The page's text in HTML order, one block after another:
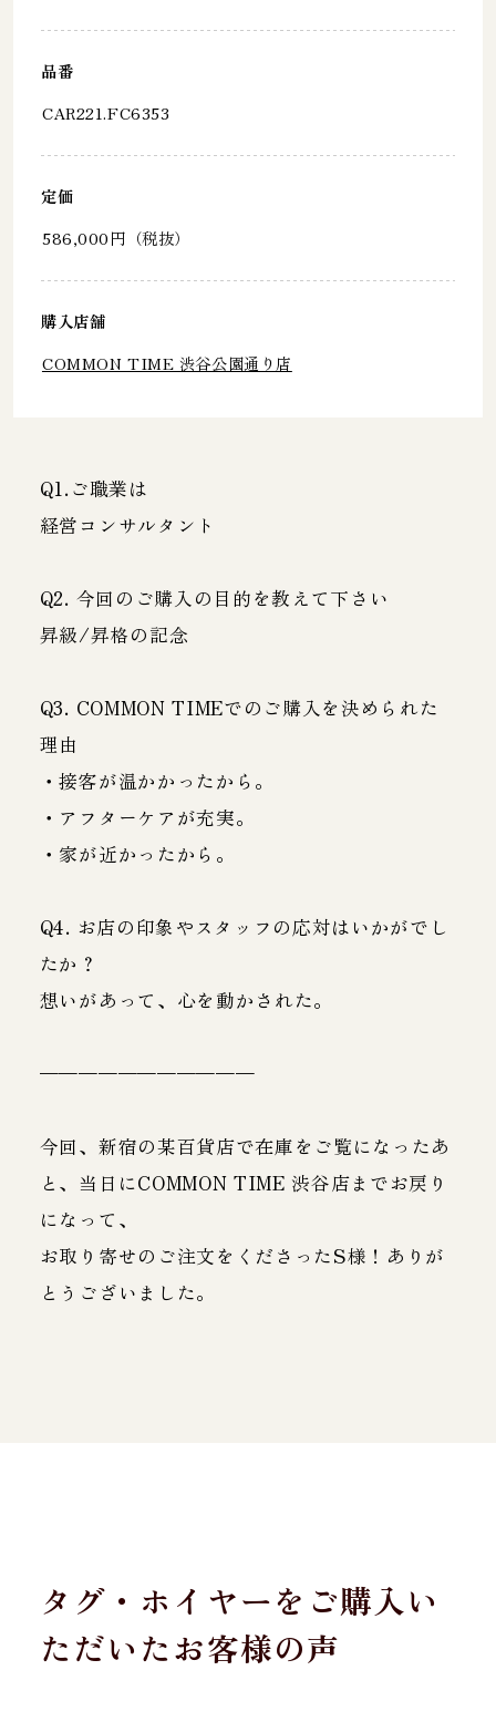
品番
CAR221.FC6353
定価
586,000円（税抜）
購入店舗
COMMON TIME 渋谷公園通り店
Q1.ご職業は
経営コンサルタント
Q2. 今回のご購入の目的を教えて下さい
昇級/昇格の記念
Q3. COMMON TIMEでのご購入を決められた
理由
・接客が温かかったから。
・アフターケアが充実。
・家が近かったから。
Q4. お店の印象やスタッフの応対はいかがでし
たか？
想いがあって、心を動かされた。
———————————
今回、新宿の某百貨店で在庫をご覧になったあ
と、当日にCOMMON TIME 渋谷店までお戻り
になって、
お取り寄せのご注文をくださったS様！ありが
とうございました。
タグ・ホイヤーをご購入い
ただいたお客様の声